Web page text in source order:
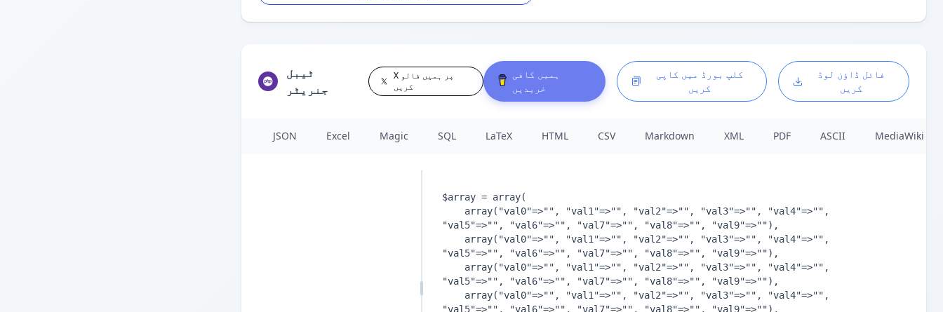
ٹیبل
جنریٹر
X پر ہمیں فالو
کریں
ہمیں کافی
خریدیں
کلپ بورڈ میں کاپی
کریں
فائل ڈاؤن لوڈ
کریں
JSON Excel Magic SQL LaTeX HTML CSV Markdown XML PDF ASCII MediaWiki